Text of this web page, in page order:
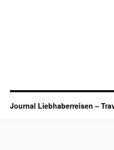
Journal Liebhaberreisen –